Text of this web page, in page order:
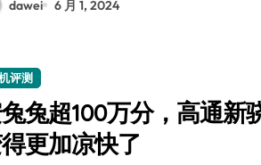
dawei 6 月 1, 2024
评测
兔超100万分，高通新
更加凉快了